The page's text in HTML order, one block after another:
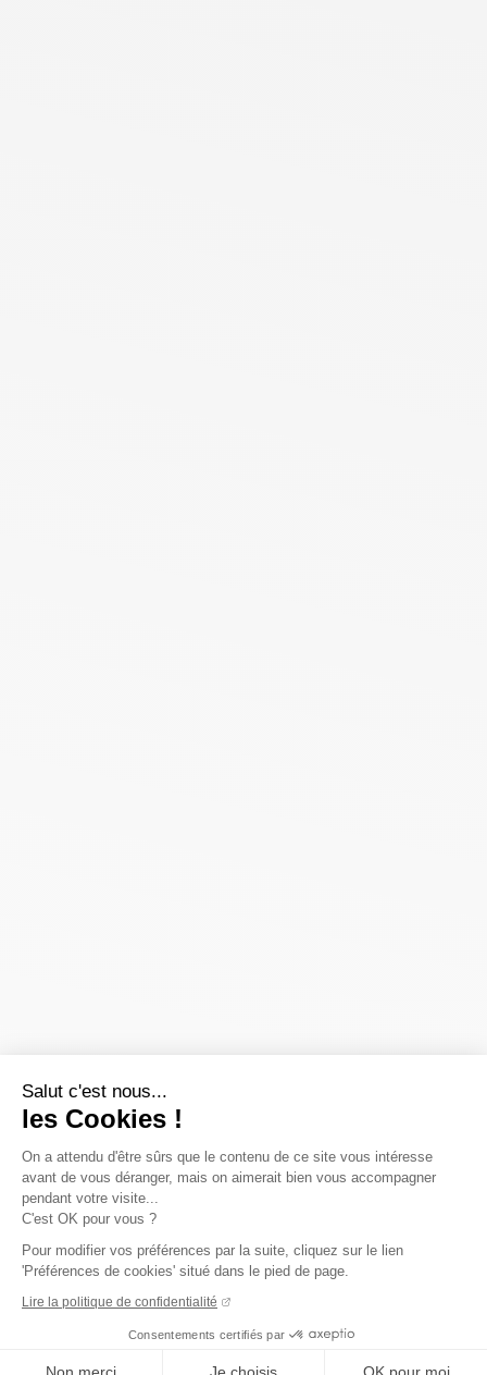
Salut c'est nous...
les Cookies !
On a attendu d'être sûrs que le contenu de ce site vous intéresse
avant de vous déranger, mais on aimerait bien vous accompagner
pendant votre visite...
C'est OK pour vous ?
Pour modifier vos préférences par la suite, cliquez sur le lien
'Préférences de cookies' situé dans le pied de page.
Lire la politique de confidentialité
Consentements certifiés par